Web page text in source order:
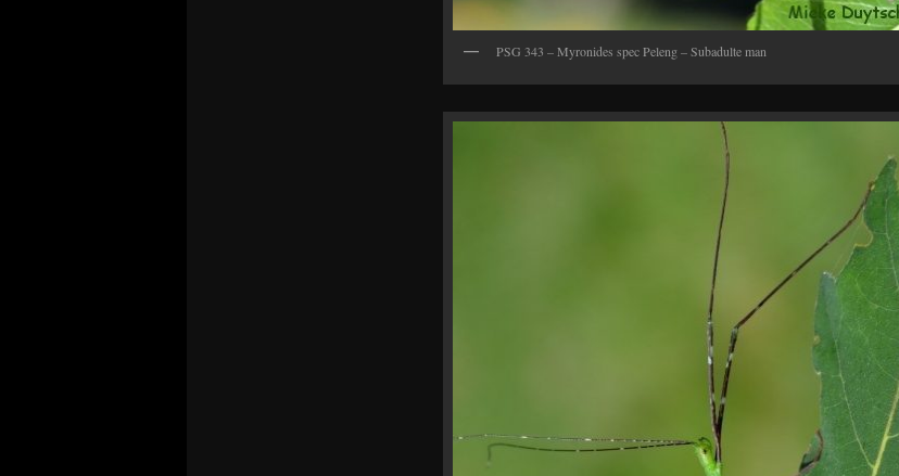
PSG 343 – Myronides spec Peleng – Subadulte man